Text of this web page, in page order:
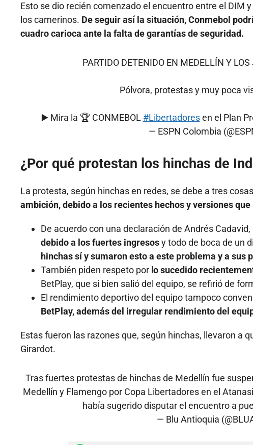
Esto se dio recién comenzado el encuentro entre el DIM
los camerinos. De seguir así la situación, Conmebol
cuadro carioca ante la falta de garantías de seguridad.
PARTIDO DETENIDO EN MEDELLÍN Y
Pólvora, protestas y muy poca
▶️ Mira la 🏆 CONMEBOL #Libertadoresen el Plan
— ESPN Colombia
¿Por qué protestan los hinchas de
La protesta, según hinchas en redes, se debe a tres
ambición, debido a los recientes hechos y versiones
De acuerdo con una declaración de Andrés Cadavid,
debido a los fuertes ingresosy todo de boca de un
hinchas sí y sumaron esto a este problema y a sus
También piden respeto por l o sucedido
BetPlay, que si bien salió del equipo, se refirió de
El rendimiento deportivo del equipo tampoco
BetPlay, además del irregular rendimiento del
Estas fueron las razones que, según hinchas, llevaron a
Girardot.
Tras fuertes protestas de hinchas de Medellín fue
Medellín y Flamengo por Copa Libertadores en el
había sugerido disputar el encuentro a
— Blu Antioquia